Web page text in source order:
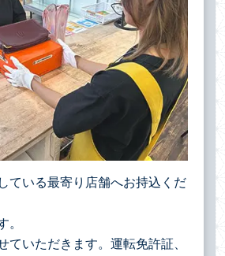
ている最寄り店舗へお持込くだ
。
ていただきます。運転免許証、